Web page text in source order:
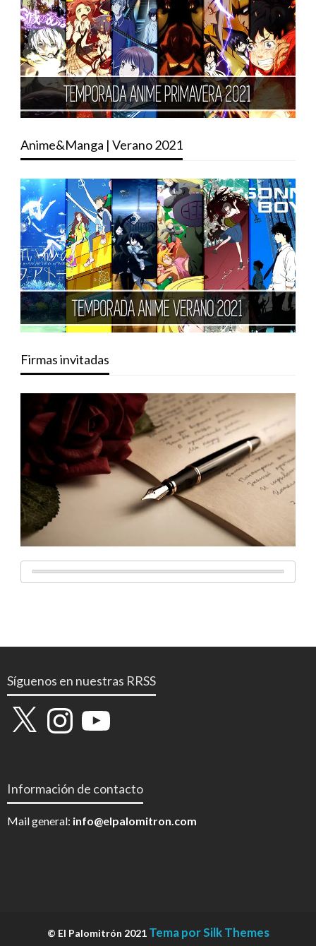
Anime&Manga | Verano 2021
Firmas invitadas
Síguenos en nuestras RRSS
X InstagramYouTube
Información de contacto
Mail general: info@elpalomitron.com
© El Palomitrón 2021 Tema por Silk Themes